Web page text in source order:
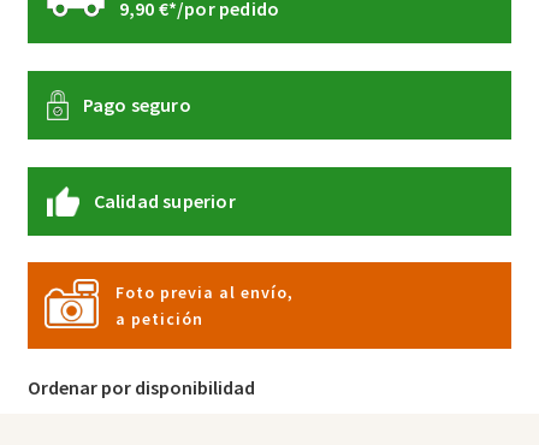
9,90 €*/por pedido
Pago seguro
Calidad superior
Foto previa al envío,
a petición
Ordenar por disponibilidad